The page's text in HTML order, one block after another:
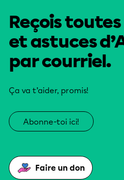
Reçois
et astuces
par courriel.
Ça va t’aider, promis!
Abonne-toi ici!
Faire un don